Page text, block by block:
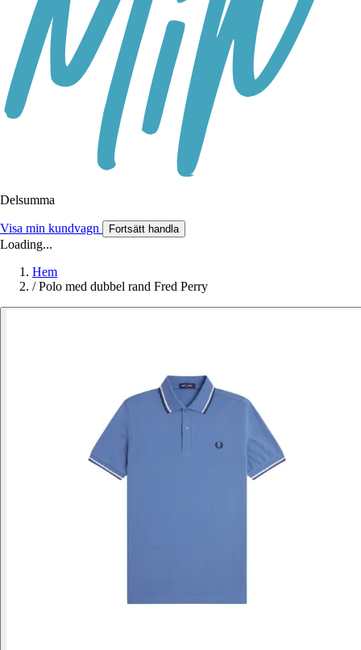
Delsumma
Visa min kundvagn Fortsätt handla
Loading...
Hem
/ Polo med dubbel rand Fred Perry